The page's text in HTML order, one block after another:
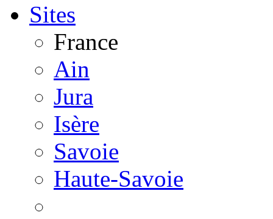
Sites
France
Ain
Jura
Isère
Savoie
Haute-Savoie